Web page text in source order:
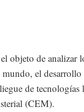
objeto de analizar
mundo, el
de
(CEM).